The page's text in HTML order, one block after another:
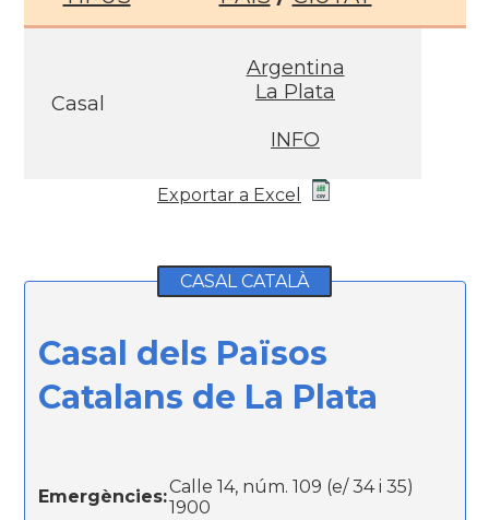
Casal
Argentina
La Plata
INFO
Exportar a Excel
CASAL CATALÀ
Casal dels Països
Catalans de La Plata
Emergències:Calle 14, núm. 109 (e/ 34 i 35)
1900